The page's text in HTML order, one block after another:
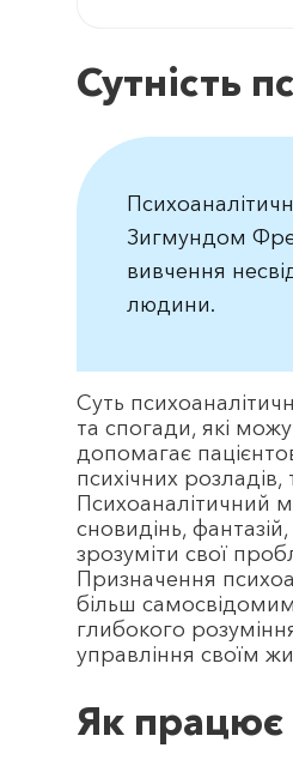
Сутність
Зигмундом
вивчення
людини.
Суть
та спогади, які
допомагає
психічних
Психоаналітичний
сновидінь,
зрозуміти свої
Призначення
більш
глибокого
управління своїм
Як працює